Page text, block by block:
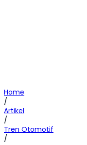
Home
/
Artikel
/
Tren Otomotif
/